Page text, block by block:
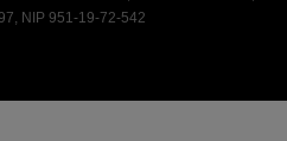
NIP 951-19-72-542